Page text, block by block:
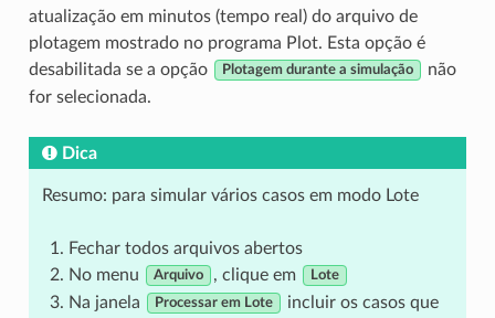
atualização em minutos (tempo real) do arquivo de
plotagem mostrado no programa Plot. Esta opção é
desabilitada se a opção
Plotagem durante a simulação
não
for selecionada.
Dica
Resumo: para simular vários casos em modo Lote
Fechar todos arquivos abertos
No menu
Arquivo , clique em Lote
Na janela Processar em Lote
incluir os casos que